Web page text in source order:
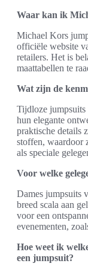
Waar kan ik
Michael Kors
officiële website
retailers. Het is
maattabellen te
Wat zijn de
Tijdloze
hun elegante
praktische details
stoffen, waardoor
als speciale
Voor welke
Dames jumpsuits
breed scala aan
voor een
evenementen,
Hoe weet ik
een jumpsuit?